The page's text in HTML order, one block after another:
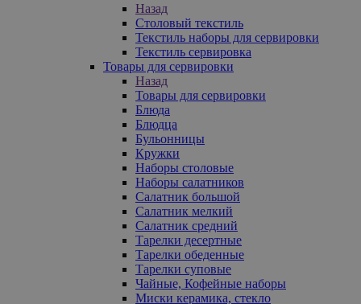
Назад
Столовый текстиль
Текстиль наборы для сервировки
Текстиль сервировка
Товары для сервировки
Назад
Товары для сервировки
Блюда
Блюдца
Бульонницы
Кружки
Наборы столовые
Наборы салатников
Салатник большой
Салатник мелкий
Салатник средний
Тарелки десертные
Тарелки обеденные
Тарелки суповые
Чайные, Кофейные наборы
Миски керамика, стекло